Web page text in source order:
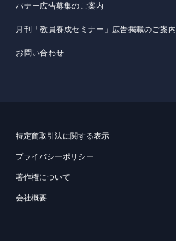
バナー広告募集のご案内
月刊「教員養成セミナー」広告掲載のご案内
お問い合わせ
特定商取引法に関する表示
プライバシーポリシー
著作権について
会社概要